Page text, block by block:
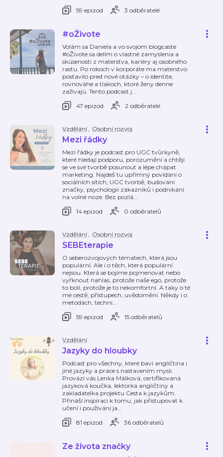
59 epizod
3 odběratelé
#oŽivote
Volám sa Daniela a vo svojom blogcaste
#oŽivote sa delím o vlastné zamyslenia a
skúsenosti z materstva, kariéry aj osobného
rastu. Po rokoch v korporáte ma materstvo
postavilo pred nové otázky – o identite,
rovnováhe a tlakoch, ktoré ženy denne
zažívajú. Tento podcast j…
47 epizod
2 odběratelé
Vzdělání, Osobní rozvoj
Mezi řádky
Mezi řádky je podcast pro UGC tvůrkyně,
které hledají podporu, porozumění a chtějí
se ve své tvorbě posunout a lépe chápat
marketing. Najdeš tu upřímný povídání o
sociálních sítích, UGC tvorbě, budování
značky, psychologii zákazníků i podnikání
na volné noze. Bez pozlá…
14 epizod
0 odběratelů
Vzdělání, Osobní rozvoj
SEBEterapie
O seberozvojových tématech, která jsou
populární. Ale i o těch, která populární
nejsou. Která se bojíme pojmenovat nebo
vyřknout nahlas, protože naše ego, protože
to bolí, protože je to nekomfortní. A taky o té
mé cestě, přístupech, uvědomění. Někdy i o
metodách, techni…
59 epizod
15 odběratelů
Vzdělání
Jazyky do hloubky
Podcast pro všechny, které baví angličtina i
jiné jazyky a práce s nastavením mysli.
Provází vás Lenka Málková, certifikovaná
jazyková koučka, lektorka angličtiny a
zakladatelka projektu Cesta k jazykům.
Přináší inspiraci k tomu, jak přistupovat k
učení i používání ja…
81 epizod
36 odběratelů
Ze života značky